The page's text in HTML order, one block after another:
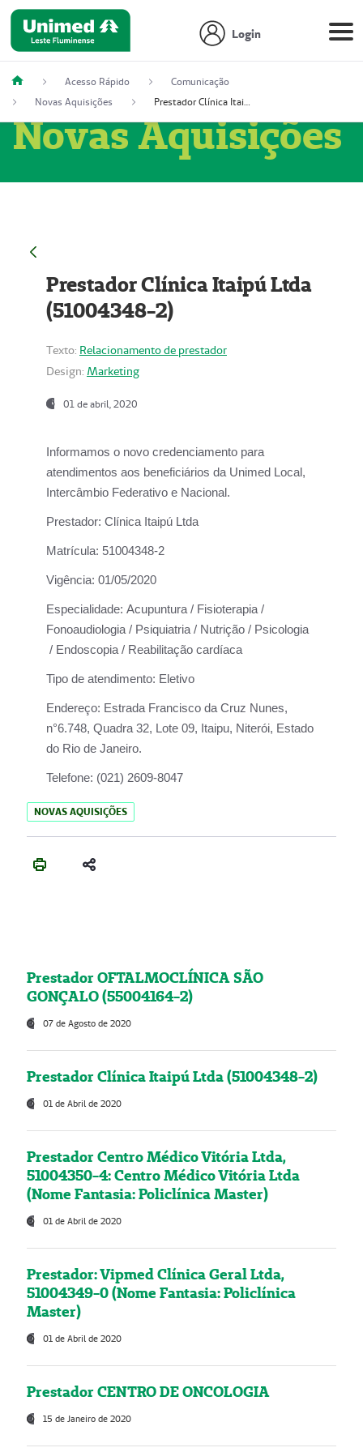
Login
Acesso Rápido
Comunicação
Novas Aquisições
Prestador Clínica Itaipú Ltda (51004348-2)
Novas Aquisições
Prestador Clínica Itaipú Ltda
(51004348-2)
Texto: Relacionamento de prestador
Design: Marketing
01 de abril, 2020
Informamos o novo credenciamento para
atendimentos aos beneficiários da Unimed Local,
Intercâmbio Federativo e Nacional.
Prestador: Clínica Itaipú Ltda
Matrícula: 51004348-2
Vigência: 01/05/2020
Especialidade: Acupuntura / Fisioterapia /
Fonoaudiologia / Psiquiatria / Nutrição / Psicologia
/ Endoscopia / Reabilitação cardíaca
Tipo de atendimento: Eletivo
Endereço: Estrada Francisco da Cruz Nunes,
n°6.748, Quadra 32, Lote 09, Itaipu, Niterói, Estado
do Rio de Janeiro.
Telefone: (021) 2609-8047
NOVAS AQUISIÇÕES
Prestador OFTALMOCLÍNICA SÃO
GONÇALO (55004164-2)
07 de Agosto de 2020
Prestador Clínica Itaipú Ltda (51004348-2)
01 de Abril de 2020
Prestador Centro Médico Vitória Ltda,
51004350-4: Centro Médico Vitória Ltda
(Nome Fantasia: Policlínica Master)
01 de Abril de 2020
Prestador: Vipmed Clínica Geral Ltda,
51004349-0 (Nome Fantasia: Policlínica
Master)
01 de Abril de 2020
Prestador CENTRO DE ONCOLOGIA
15 de Janeiro de 2020